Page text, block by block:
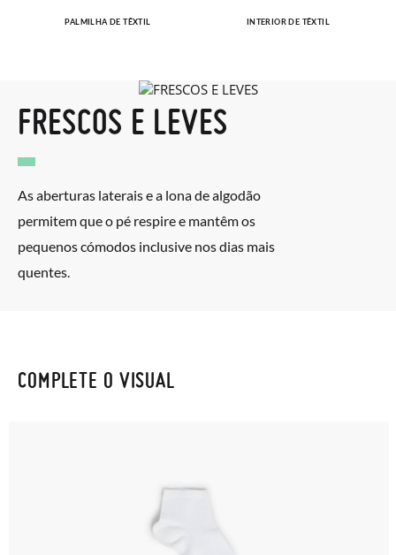
PALMILHA DE TÊXTIL INTERIOR DE TÊXTIL
FRESCOS E LEVES
As aberturas laterais e a lona de algodão
permitem que o pé respire e mantêm os
pequenos cómodos inclusive nos dias mais
quentes.
COMPLETE O VISUAL